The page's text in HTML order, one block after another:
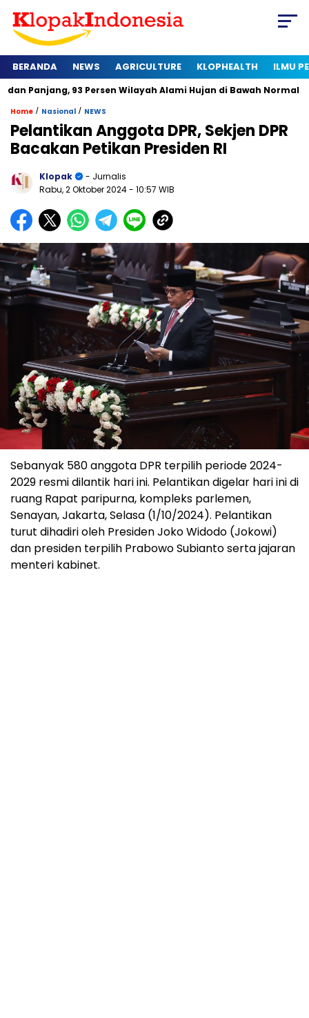
BERANDA NEWS AGRICULTURE KLOPHEALTH ILMU
93 Persen Wilayah Alami Hujan di Bawah Normal Kapan
Home / Nasional / NEWS
Pelantikan Anggota DPR, Sekjen DPR
Bacakan Petikan Presiden RI
Klopak
- Jurnalis
Rabu, 2 Oktober 2024- 10:57 WIB
Sebanyak 580 anggota DPR terpilih periode 2024-
2029 resmi dilantik hari ini. Pelantikan digelar hari ini di
ruang Rapat paripurna, kompleks parlemen,
Senayan, Jakarta, Selasa (1/10/2024). Pelantikan
turut dihadiri oleh Presiden Joko Widodo (Jokowi)
dan presiden terpilih Prabowo Subianto serta jajaran
menteri kabinet.